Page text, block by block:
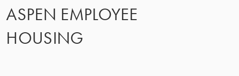
ASPEN EMPLOYEE
HOUSING